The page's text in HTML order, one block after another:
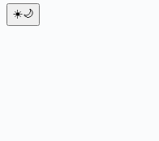
☀️🌙